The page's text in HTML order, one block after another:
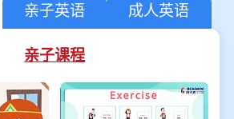
亲子英语 成人英语
亲子课程